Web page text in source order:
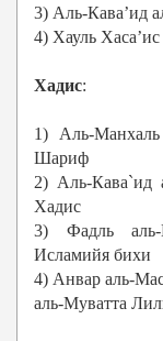
3) Аль-Кава’ид
4) Хауль Хаса’ис
Хадис:
1) Аль-
Шариф
2) Аль-Кава`ид
Хадис
3) Фадль аль-
Исламийя бихи
4) Анвар аль-
аль-Муватта